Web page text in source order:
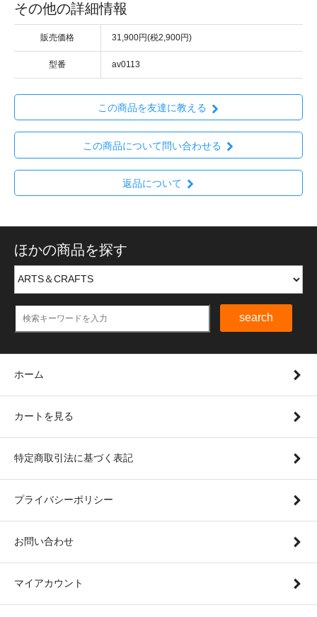
その他の詳細情報
販売価格 31,900円(税2,900円)
型番 av0113
この商品を友達に教える
この商品について問い合わせる
返品について
ほかの商品を探す
search
ホーム
カートを見る
特定商取引法に基づく表記
プライバシーポリシー
お問い合わせ
マイアカウント